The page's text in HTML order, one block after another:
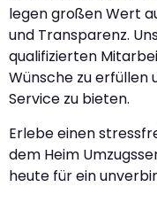
legen großen Wert
und Transparenz.
qualifizierten
Wünsche zu erfüllen
Service zu bieten.
Erlebe einen
dem Heim
heute für ein